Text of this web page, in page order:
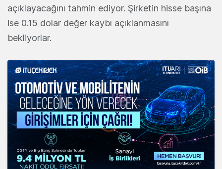
açıklayacağını tahmin ediyor. Şirketin hisse başına
ise 0.15 dolar değer kaybı açıklanmasını
bekliyorlar.